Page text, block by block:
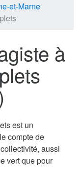
et-Marne
à
est un
compte de
aussi
vert que pour